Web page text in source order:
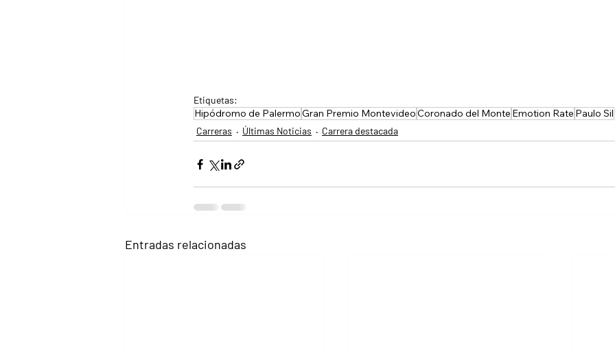
Etiquetas:
Hipódromo de PalermoGran Premio MontevideoCoronado del Monte Emotion Rate Paulo Sil
Carreras Últimas Noticias Carrera destacada
Entradas relacionadas